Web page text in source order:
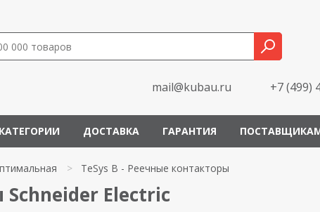
mail@kubau.ru +7 (499)
КАТЕГОРИИ ДОСТАВКА ГАРАНТИЯ
> TeSys B - Реечные контакторы
Schneider Electric